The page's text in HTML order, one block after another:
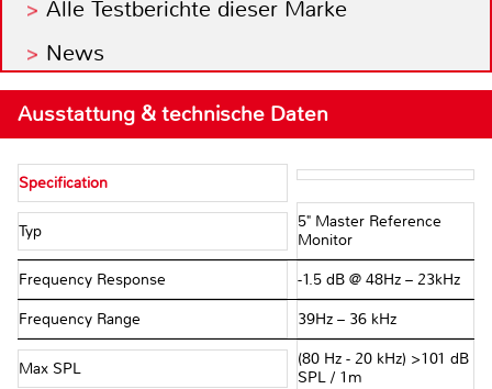
Alle Testberichte dieser Marke
News
Ausstattung & technische Daten
Specification
Typ
5" Master Reference
Monitor
Frequency Response -1.5 dB @ 48Hz – 23kHz
Frequency Range 39Hz – 36 kHz
Max SPL
(80 Hz - 20 kHz) >101 dB
SPL / 1m